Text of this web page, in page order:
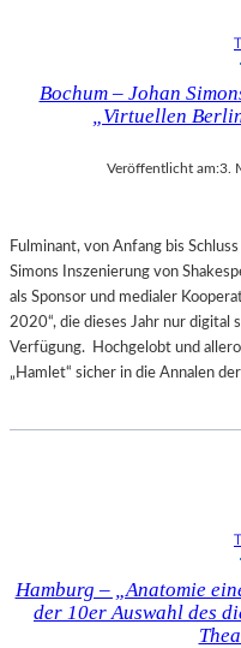
Bochum – Johan
„Virtuellen
Veröffentlicht am:3.
Fulminant, von Anfang bis
Simons Inszenierung von
als Sponsor und medialer
2020“, die dieses Jahr nur
Verfügung. Hochgelobt und
„Hamlet“ sicher in die Annalen
Hamburg – „Anatomie
der 10er Auswahl des